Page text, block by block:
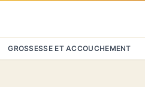
GROSSESSE ET ACCOUCHEMENT